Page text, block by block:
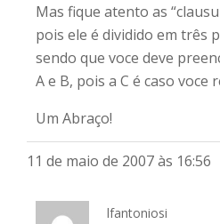
Mas fique atento as
pois ele é dividido em três
sendo que voce deve
A e B, pois a C é caso voce
Um Abraço!
11 de maio de 2007 às 16:56
lfantoniosi